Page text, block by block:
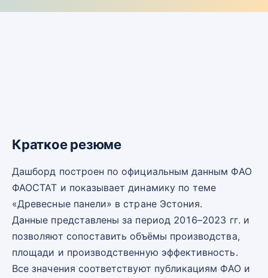
Краткое резюме
Дашборд построен по официальным данным ФАО
ФАОСТАТ и показывает динамику по теме
«Древесные панели» в стране Эстония.
Данные представлены за период 2016–2023 гг. и
позволяют сопоставить объёмы производства,
площади и производственную эффективность.
Все значения соответствуют публикациям ФАО и